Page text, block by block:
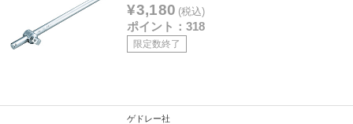
¥3,180 (税込)
ポイント：318
限定数終了
ゲドレー社